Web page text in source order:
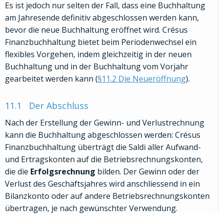
Es ist jedoch nur selten der Fall, dass eine Buchhaltung
am Jahresende definitiv abgeschlossen werden kann,
bevor die neue Buchhaltung eröffnet wird. Crésus
Finanzbuchhaltung bietet beim Periodenwechsel ein
flexibles Vorgehen, indem gleichzeitig in der neuen
Buchhaltung und in der Buchhaltung vom Vorjahr
gearbeitet werden kann (§11.2 Die Neueröffnung).
11.1 Der Abschluss
Nach der Erstellung der Gewinn- und Verlustrechnung
kann die Buchhaltung abgeschlossen werden: Crésus
Finanzbuchhaltung überträgt die Saldi aller Aufwand-
und Ertragskonten auf die Betriebsrechnungskonten,
die die Erfolgsrechnung bilden. Der Gewinn oder der
Verlust des Geschäftsjahres wird anschliessend in ein
Bilanzkonto oder auf andere Betriebsrechnungskonten
übertragen, je nach gewünschter Verwendung.